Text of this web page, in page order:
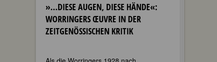
»...DIESE AUGEN, DIESE HÄNDE«:
WORRINGERS ŒUVRE IN DER
ZEITGENÖSSISCHEN KRITIK